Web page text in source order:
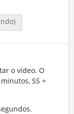
o vídeo. O
SS =